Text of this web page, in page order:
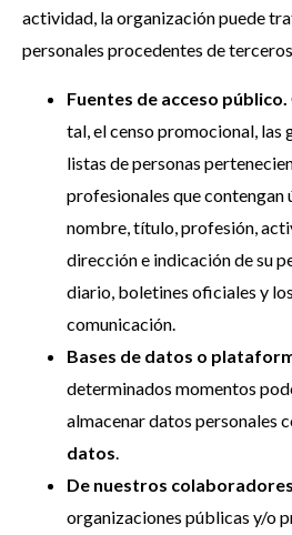
actividad, la organización puede
personales procedentes de
Fuentes de acceso público.
tal, el censo promocional, las
listas de personas
profesionales que contengan
nombre, título, profesión,
dirección e indicación de su
diario, boletines oficiales y
comunicación.
Bases de datos o
determinados momentos
almacenar datos personales
datos
De nuestros colaboradores.
organizaciones públicas y/o